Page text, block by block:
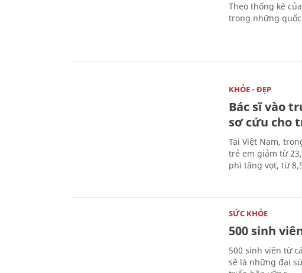
Theo thống kê
trong những
KHỎE - ĐẸP
Bác sĩ vào
sơ cứu cho
Tại Việt Nam,
trẻ em giảm từ
phì tăng vọt, từ
SỨC KHỎE
500 sinh
500 sinh viên từ
sẽ là những đại